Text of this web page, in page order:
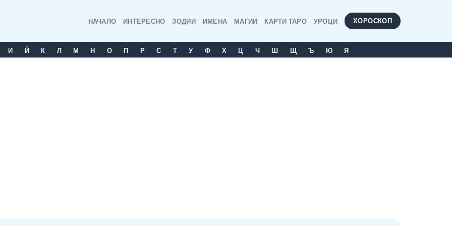
НАЧАЛО ИНТЕРЕСНО ЗОДИИ ИМЕНА МАГИИ КАРТИ ТАРО УРОЦИ ХОРОСКОП
И Й К Л М Н О П Р С T У Ф Х Ц Ч Ш Щ Ъ Ю Я